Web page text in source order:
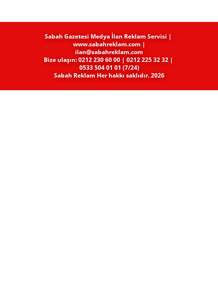
Sabah Gazetesi Medya​ İlan Reklam Servisi |
www.sabahreklam.com |
ilan@sabahreklam.com
Bize ulaşın: 0212 230 60 00 | 0212 225 32 32 |
0533 504 01 01 (7/24)
Sabah Reklam Her hakkı saklıdır. 2026